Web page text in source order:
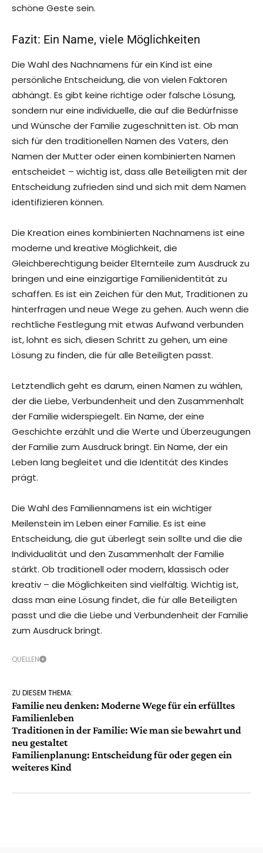
schöne Geste sein.
Fazit: Ein Name, viele Möglichkeiten
Die Wahl des Nachnamens für ein Kind ist eine
persönliche Entscheidung, die von vielen Faktoren
abhängt. Es gibt keine richtige oder falsche Lösung,
sondern nur eine individuelle, die auf die Bedürfnisse
und Wünsche der Familie zugeschnitten ist. Ob man
sich für den traditionellen Namen des Vaters, den
Namen der Mutter oder einen kombinierten Namen
entscheidet – wichtig ist, dass alle Beteiligten mit der
Entscheidung zufrieden sind und sich mit dem Namen
identifizieren können.
Die Kreation eines kombinierten Nachnamens ist eine
moderne und kreative Möglichkeit, die
Gleichberechtigung beider Elternteile zum Ausdruck zu
bringen und eine einzigartige Familienidentität zu
schaffen. Es ist ein Zeichen für den Mut, Traditionen zu
hinterfragen und neue Wege zu gehen. Auch wenn die
rechtliche Festlegung mit etwas Aufwand verbunden
ist, lohnt es sich, diesen Schritt zu gehen, um eine
Lösung zu finden, die für alle Beteiligten passt.
Letztendlich geht es darum, einen Namen zu wählen,
der die Liebe, Verbundenheit und den Zusammenhalt
der Familie widerspiegelt. Ein Name, der eine
Geschichte erzählt und die Werte und Überzeugungen
der Familie zum Ausdruck bringt. Ein Name, der ein
Leben lang begleitet und die Identität des Kindes
prägt.
Die Wahl des Familiennamens ist ein wichtiger
Meilenstein im Leben einer Familie. Es ist eine
Entscheidung, die gut überlegt sein sollte und die die
Individualität und den Zusammenhalt der Familie
stärkt. Ob traditionell oder modern, klassisch oder
kreativ – die Möglichkeiten sind vielfältig. Wichtig ist,
dass man eine Lösung findet, die für alle Beteiligten
passt und die die Liebe und Verbundenheit der Familie
zum Ausdruck bringt.
QUELLEN
ZU DIESEM THEMA:
Familie neu denken: Moderne Wege für ein erfülltes
Familienleben
Traditionen in der Familie: Wie man sie bewahrt und
neu gestaltet
Familienplanung: Entscheidung für oder gegen ein
weiteres Kind